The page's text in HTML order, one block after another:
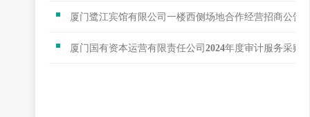
厦门鹭江宾馆有限公司一楼西侧场地合作经营招商公告
厦门国有资本运营有限责任公司2024年度审计服务采购